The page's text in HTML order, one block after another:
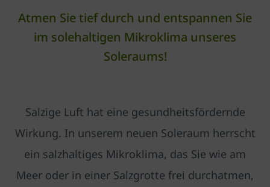
Atmen Sie tief durch und entspannen Sie
im solehaltigen Mikroklima unseres
Soleraums!
Salzige Luft hat eine gesundheitsfördernde
Wirkung. In unserem neuen Soleraum herrscht
ein salzhaltiges Mikroklima, das Sie wie am
Meer oder in einer Salzgrotte frei durchatmen,